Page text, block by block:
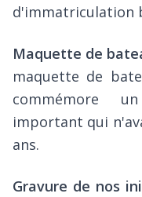
d'immatriculation
Maquette de
maquette de
commémore
important qui
ans.
Gravure de nos